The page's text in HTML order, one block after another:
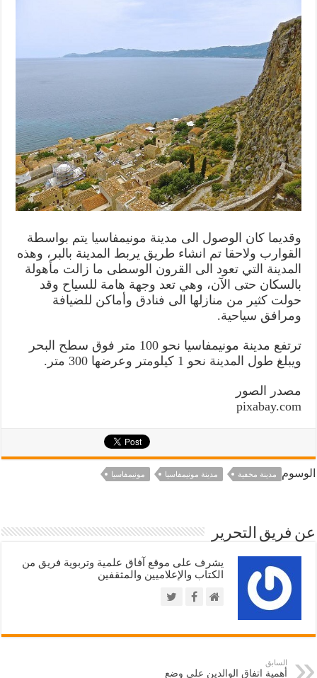
وقديما كان الوصول الى مدينة مونيمفاسيا يتم بواسطة
القوارب ولاحقا تم انشاء طريق يربط المدينة بالبر، وهذه
المدينة التي تعود الى القرون الوسطى ما زالت مأهولة
بالسكان حتى الآن، وهي تعد وجهة هامة للسياح وقد
حولت كثير من منازلها الى فنادق وأماكن للضيافة
ومرافق سياحية.
ترتفع مدينة مونيمفاسيا نحو 100 متر فوق سطح البحر
ويبلغ طول المدينة نحو 1 كيلومتر وعرضها 300 متر.
مصدر الصور
pixabay.com
الوسوم مدينة مخفية مدينة مونيمفاسيا مونيمفاسيا
عن فريق التحرير
يشرف على موقع آفاق علمية وتربوية فريق من
الكتاب والإعلاميين والمثقفين
السابق
أهمية اتفاق الوالدين على وضع